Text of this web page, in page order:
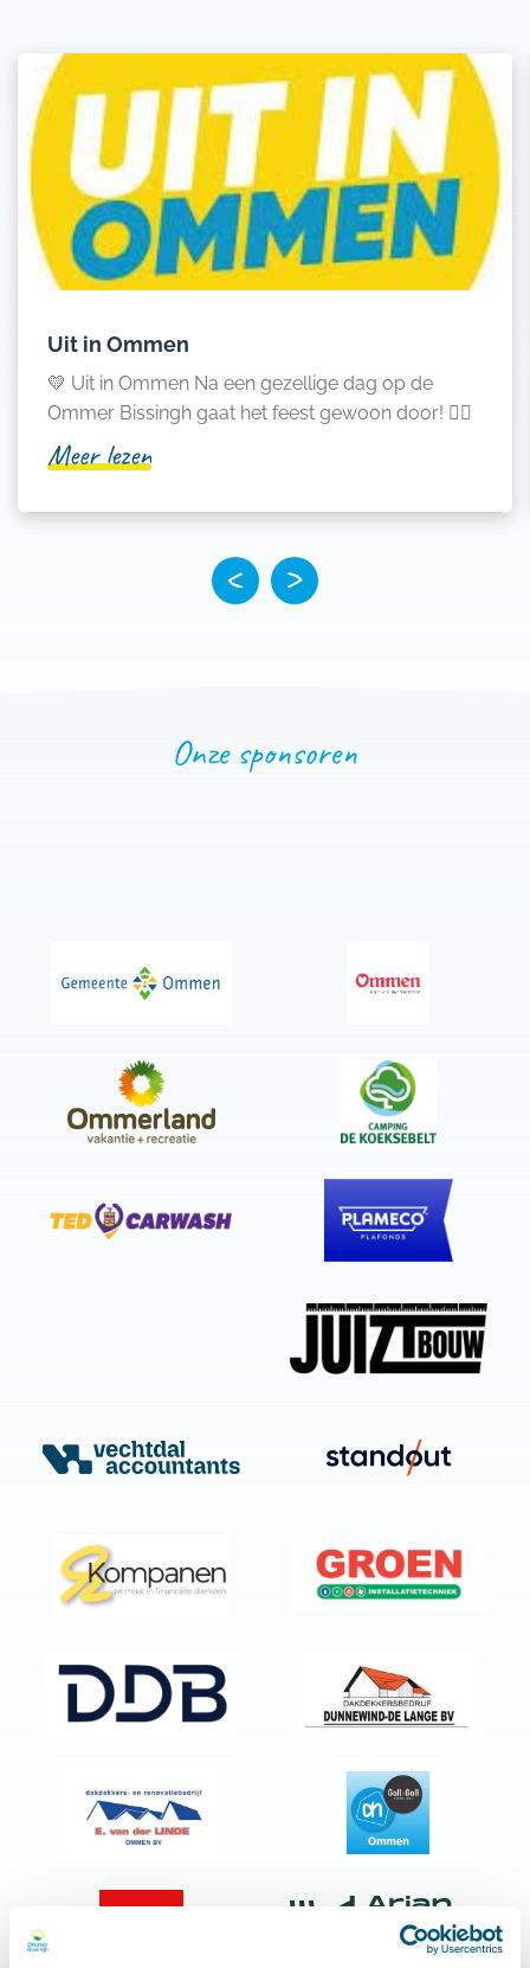
Uit in Ommen
💛 Uit in Ommen Na een gezellige dag op de
Ommer Bissingh gaat het feest gewoon door! 👌🏻
Meer lezen
Onze sponsoren